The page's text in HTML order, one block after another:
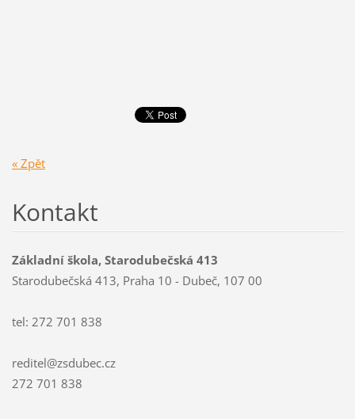
« Zpět
Kontakt
Základní škola, Starodubečská 413
Starodubečská 413, Praha 10 - Dubeč, 107 00
tel: 272 701 838
reditel@zsdubec.cz
272 701 838